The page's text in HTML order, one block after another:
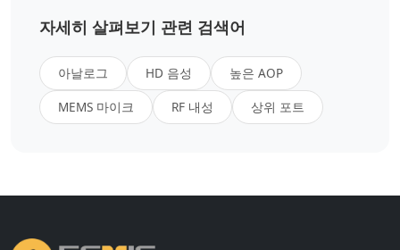
자세히 살펴보기 관련 검색어
아날로그 HD 음성
높은 AOP
MEMS 마이크
RF 내성 상위 포트